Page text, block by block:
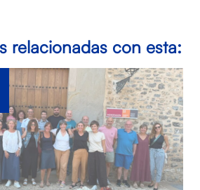
relacionadas con esta: